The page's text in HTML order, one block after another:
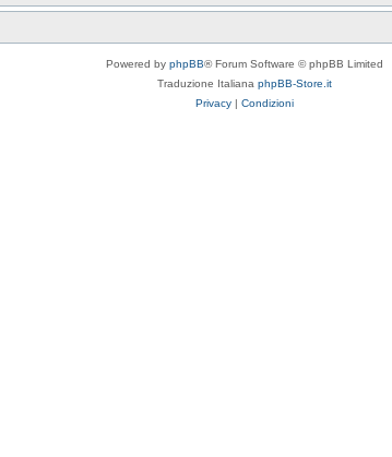
Powered by phpBB® Forum Software © phpBB Limited
Traduzione Italiana phpBB-Store.it
Privacy | Condizioni